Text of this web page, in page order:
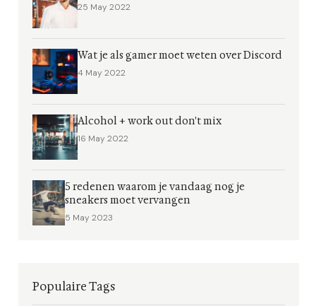
25 May 2022
Wat je als gamer moet weten over Discord
4 May 2022
Alcohol + work out don't mix
16 May 2022
5 redenen waarom je vandaag nog je
sneakers moet vervangen
5 May 2023
Populaire Tags